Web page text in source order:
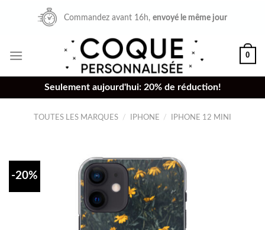
Commandez avant 16h,envoyé le même jour
0
Seulement aujourd'hui: 20% de réduction!
TOUTES LES MARQUES / IPHONE / IPHONE 12 MINI
-20%